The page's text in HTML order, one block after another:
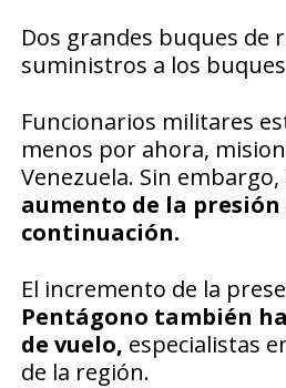
Dos grandes buques
suministros a los
Funcionarios militares
menos por ahora,
Venezuela. Sin embargo,
aumento de la presión
continuación.
El incremento de la
Pentágono también
de vuelo, especialistas
de la región.